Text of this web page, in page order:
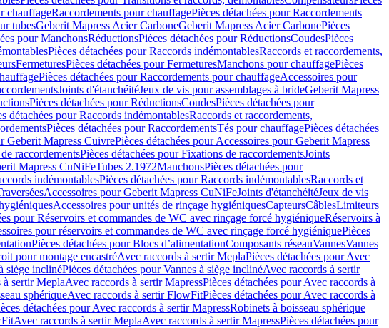
chauffageRaccordements pour chauffagePièces détachées pour Raccordements
tubesGeberit Mapress Acier CarboneGeberit Mapress Acier CarbonePièces
pour ManchonsRéductionsPièces détachées pour RéductionsCoudesPièces
Pièces détachées pour Raccords indémontablesRaccords et raccordements,
FermeturesPièces détachées pour FermeturesManchons pour chauffagePièces
Pièces détachées pour Raccordements pour chauffageAccessoires pour
Joints d'étanchéitéJeux de vis pour assemblages à brideGeberit Mapress
Pièces détachées pour RéductionsCoudesPièces détachées pour
détachées pour Raccords indémontablesRaccords et raccordements,
Pièces détachées pour RaccordementsTés pour chauffagePièces détachées
Geberit Mapress CuivrePièces détachées pour Accessoires pour Geberit Mapress
raccordementsPièces détachées pour Fixations de raccordementsJoints
Mapress CuNiFeTubes 2.1972ManchonsPièces détachées pour
indémontablesPièces détachées pour Raccords indémontablesRaccords et
Accessoires pour Geberit Mapress CuNiFeJoints d'étanchéitéJeux de vis
Accessoires pour unités de rinçage hygiéniquesCapteursCâblesLimiteurs
pour Réservoirs et commandes de WC avec rinçage forcé hygiéniqueRéservoirs à
pour réservoirs et commandes de WC avec rinçage forcé hygiéniquePièces
Pièces détachées pour Blocs d’alimentationComposants réseauVannesVannes
pour montage encastréAvec raccords à sertir MeplaPièces détachées pour Avec
siège inclinéPièces détachées pour Vannes à siège inclinéAvec raccords à sertir
à sertir MeplaAvec raccords à sertir MapressPièces détachées pour Avec raccords à
sphériqueAvec raccords à sertir FlowFitPièces détachées pour Avec raccords à
détachées pour Avec raccords à sertir MapressRobinets à boisseau sphérique
Avec raccords à sertir MeplaAvec raccords à sertir MapressPièces détachées pour